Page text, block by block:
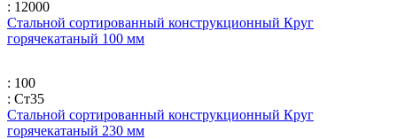
: 12000
Стальной сортированный конструкционный Круг
горячекатаный 100 мм
: 100
: Ст35
Стальной сортированный конструкционный Круг
горячекатаный 230 мм